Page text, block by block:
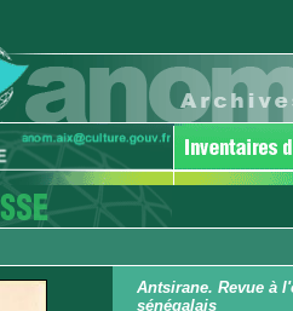
Antsirane. Revue à
sénégalais